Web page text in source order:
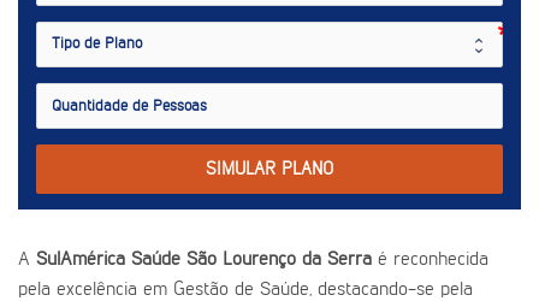
SIMULAR PLANO
A SulAmérica Saúde São Lourenço da Serra é reconhecida
pela excelência em Gestão de Saúde, destacando-se pela